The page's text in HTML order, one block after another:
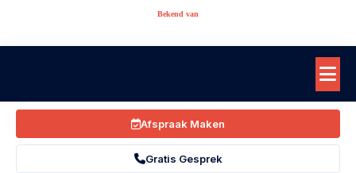
Bekend van
Afspraak Maken
Gratis Gesprek